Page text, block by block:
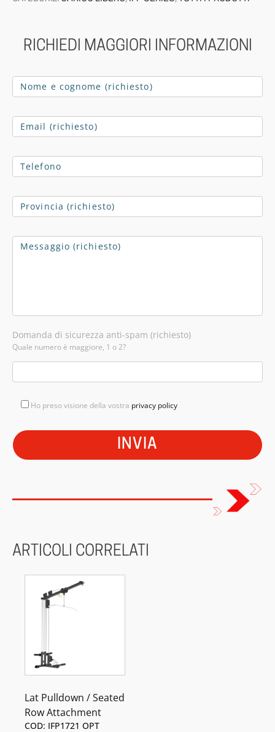
RICHIEDI MAGGIORI INFORMAZIONI
Domanda di sicurezza anti-spam (richiesto)
Quale numero è maggiore, 1 o 2?
Ho preso visione della vostra privacy policy
ARTICOLI CORRELATI
Lat Pulldown / Seated
Row Attachment
COD: IFP1721 OPT